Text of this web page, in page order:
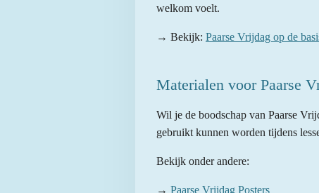
welkom voelt.
→ Bekijk: Paarse Vrijdag op de
Materialen voor Paarse
Wil je de boodschap van Paarse
gebruikt kunnen worden tijdens
Bekijk onder andere:
→ Paarse Vrijdag Posters